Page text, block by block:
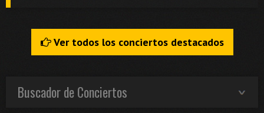
Ver todos los conciertos destacados
Buscador de Conciertos